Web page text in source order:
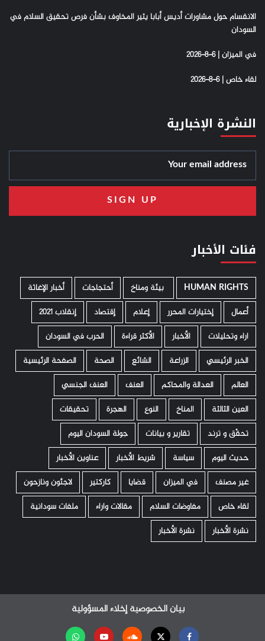
الانقسام حول مشاورات أديس أبابا يثير المخاوف بشأن فرص تحقيق السلام في
السودان
في الميزان | 6-8-2026
لقاء خاص | 6-8-2026
النشرة الإخبارية
فئات الأخبار
HUMAN RIGHTS ­ بيئة ومناخ أحتجاجات
أخبار الإغاثة
أعمال
إختيارات المحرر إعلام إقتصاد
إنقلاب 2021
اراء وتحليلات
الأخبار الأكثر قراءة
الحرب في السودان
الخبر الرئيسي
الزراعة الشائع الصحة
الصفحة الرئيسية
العالم
العدالة والمحاكم العنف
العنف الجنسي
العين الثالثة
المناخ النوع الهجرة
تحقيقات
تحقّق و ترند
تقارير و بيانات
جولة السودان اليوم
حديث اليوم
سياسة شريط الأخبار
عناوين الأخبار
غير مصنف
في الميزان قضايا كاركتير
لاجئون ونازحون
لقاء خاص
مفاوضات السلام مقالات واراء
ملفات سودانية
نشرة الأخبار
نشرة الأخبار
بيان الخصوصية إخلاء المسؤولية